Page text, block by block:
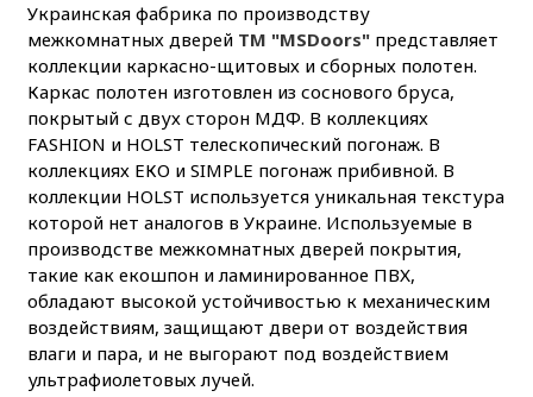
Украинская фабрика по производству
межкомнатных дверей ТМ "MSDoors"представляет
коллекции каркасно-щитовых и сборных полотен.
Каркас полотен изготовлен из соснового бруса,
покрытый с двух сторон МДФ. В коллекциях
FASHION и HOLST телескопический погонаж. В
коллекциях ЕКО и SIMPLE погонаж прибивной. В
коллекции HOLST используется уникальная текстура
которой нет аналогов в Украине. Используемые в
производстве межкомнатных дверей покрытия,
такие как екошпон и ламинированное ПВХ,
обладают высокой устойчивостью к механическим
воздействиям, защищают двери от воздействия
влаги и пара, и не выгорают под воздействием
ультрафиолетовых лучей.